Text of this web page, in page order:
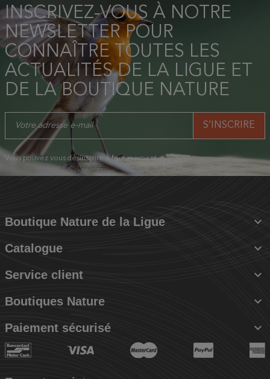
INSCRIVEZ-VOUS À NOTRE
NEWSLETTER POUR
CONNAÎTRE TOUTES LES
ACTUALITÉS DE LA LIGUE ET
DE LA BOUTIQUE NATURE
Vous pouvez vous désinscrire à tout moment.
Boutique Nature de la Ligue 
Catalogue 
Service client 
Boutiques Nature 
Paiement sécurisé 